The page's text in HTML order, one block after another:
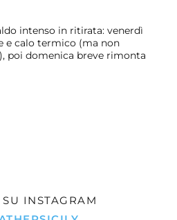
intenso in ritirata: venerdì
e calo termico (ma non
poi domenica breve rimonta
INSTAGRAM